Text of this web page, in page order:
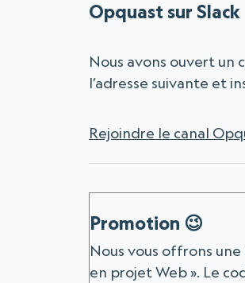
Opquast sur Slack
Nous avons ouvert un
l’adresse suivante et
Rejoindre le canal
Promotion 😉
Nous vous offrons
en projet Web ». Le